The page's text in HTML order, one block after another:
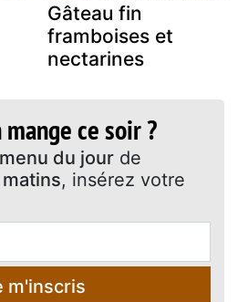
Gâteau fin
framboises et
nectarines
ce soir ?
menu du jour de
, insérez votre
m'inscris